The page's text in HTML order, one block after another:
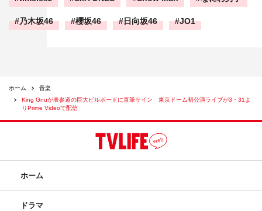
乃木坂46 櫻坂46 日向坂46 JO1
ホーム
音楽
King Gnuが表参道の巨大ビルボードに直筆サイン 東京ドーム初公演ライブが3・31よ
りPrime Videoで配信
ホーム
ドラマ